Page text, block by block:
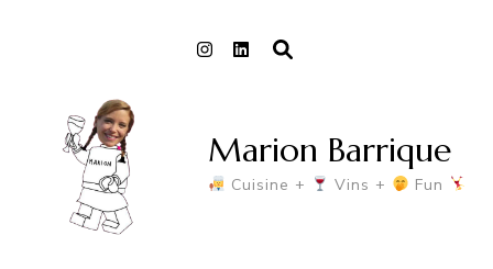
Marion Barrique
Cuisine + Vins + Fun